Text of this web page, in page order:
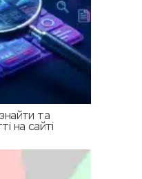
та
на сайті